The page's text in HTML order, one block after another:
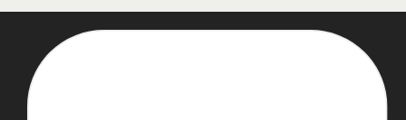
推奨環境
プライバシーポリシー
著作権について